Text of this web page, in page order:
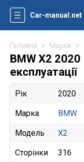
Car-manual.net
Головна Марки
BMW X2 2020
експлуатації
Рік 2020
Марка BMW
Модель X2
Сторінки 316